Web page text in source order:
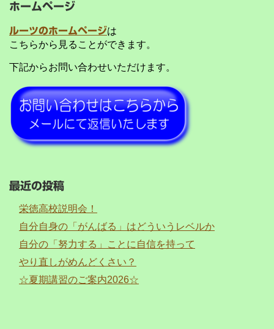
ホームページ
ルーツのホームページは
こちらから見ることができます。
下記からお問い合わせいただけます。
最近の投稿
栄徳高校説明会！
自分自身の「がんばる」はどういうレベルか
自分の「努力する」ことに自信を持って
やり直しがめんどくさい？
☆夏期講習のご案内2026☆